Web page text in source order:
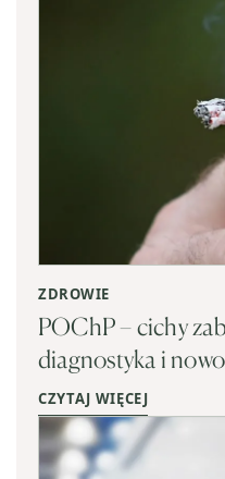
ZDROWIE
POChP – cichy
diagnostyka i
CZYTAJ WIĘCEJ